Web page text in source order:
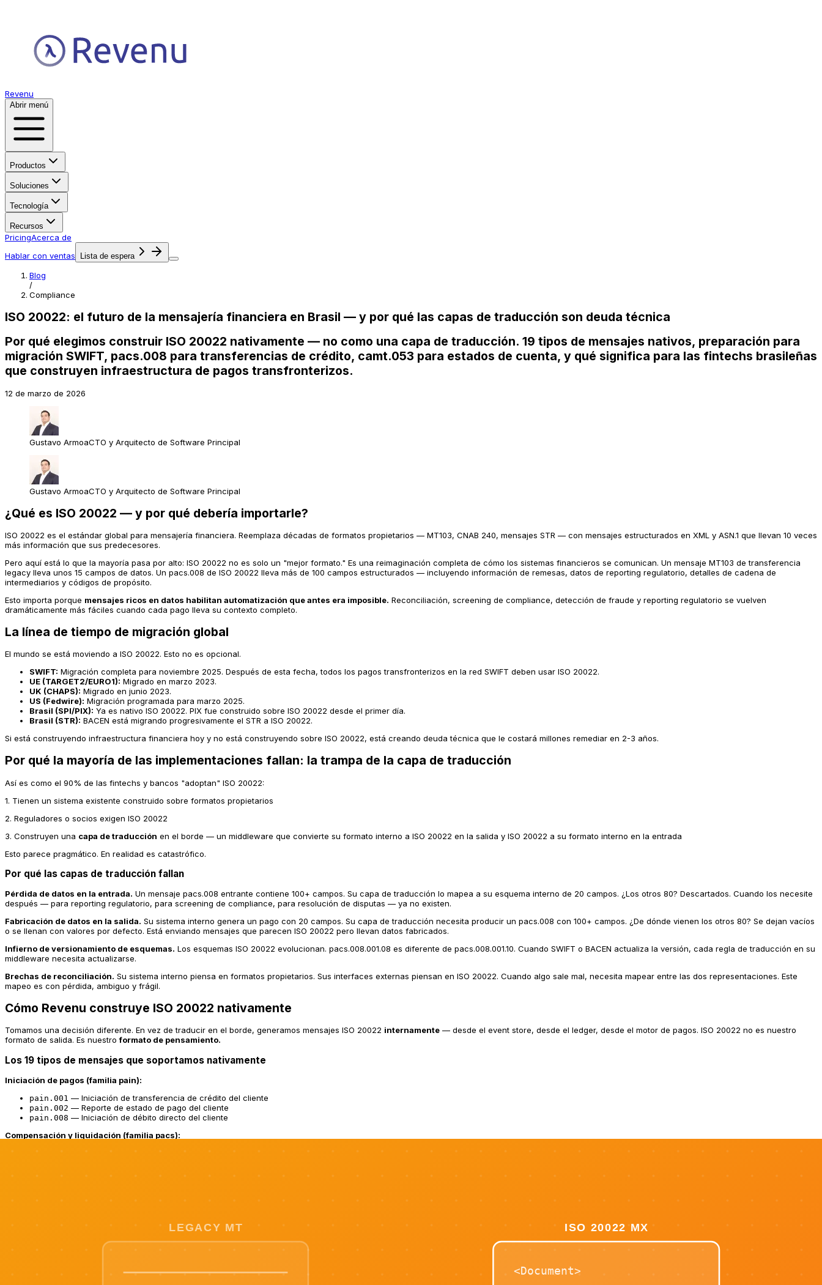
Revenu
Abrir menú
Productos
Soluciones
Tecnología
Recursos
PricingAcerca de
Hablar con ventas
Lista de espera
Blog
/
Compliance
ISO 20022: el futuro de la mensajería financiera en Brasil — y por qué las capas de traducción son deuda técnica
Por qué elegimos construir ISO 20022 nativamente — no como una capa de traducción. 19 tipos de mensajes nativos, preparación para
migración SWIFT, pacs.008 para transferencias de crédito, camt.053 para estados de cuenta, y qué significa para las fintechs brasileñas
que construyen infraestructura de pagos transfronterizos.
12 de marzo de 2026
Gustavo ArmoaCTO y Arquitecto de Software Principal
Gustavo ArmoaCTO y Arquitecto de Software Principal
¿Qué es ISO 20022 — y por qué debería importarle?
ISO 20022 es el estándar global para mensajería financiera. Reemplaza décadas de formatos propietarios — MT103, CNAB 240, mensajes STR — con mensajes estructurados en XML y ASN.1 que llevan 10 veces
más información que sus predecesores.
Pero aquí está lo que la mayoría pasa por alto: ISO 20022 no es solo un "mejor formato." Es una reimaginación completa de cómo los sistemas financieros se comunican. Un mensaje MT103 de transferencia
legacy lleva unos 15 campos de datos. Un pacs.008 de ISO 20022 lleva más de 100 campos estructurados — incluyendo información de remesas, datos de reporting regulatorio, detalles de cadena de
intermediarios y códigos de propósito.
Esto importa porque mensajes ricos en datos habilitan automatización que antes era imposible. Reconciliación, screening de compliance, detección de fraude y reporting regulatorio se vuelven
dramáticamente más fáciles cuando cada pago lleva su contexto completo.
La línea de tiempo de migración global
El mundo se está moviendo a ISO 20022. Esto no es opcional.
SWIFT: Migración completa para noviembre 2025. Después de esta fecha, todos los pagos transfronterizos en la red SWIFT deben usar ISO 20022.
UE (TARGET2/EURO1): Migrado en marzo 2023.
UK (CHAPS): Migrado en junio 2023.
US (Fedwire): Migración programada para marzo 2025.
Brasil (SPI/PIX): Ya es nativo ISO 20022. PIX fue construido sobre ISO 20022 desde el primer día.
Brasil (STR): BACEN está migrando progresivamente el STR a ISO 20022.
Si está construyendo infraestructura financiera hoy y no está construyendo sobre ISO 20022, está creando deuda técnica que le costará millones remediar en 2-3 años.
Por qué la mayoría de las implementaciones fallan: la trampa de la capa de traducción
Así es como el 90% de las fintechs y bancos "adoptan" ISO 20022:
1. Tienen un sistema existente construido sobre formatos propietarios
2. Reguladores o socios exigen ISO 20022
3. Construyen una capa de traducción en el borde — un middleware que convierte su formato interno a ISO 20022 en la salida y ISO 20022 a su formato interno en la entrada
Esto parece pragmático. En realidad es catastrófico.
Por qué las capas de traducción fallan
Pérdida de datos en la entrada. Un mensaje pacs.008 entrante contiene 100+ campos. Su capa de traducción lo mapea a su esquema interno de 20 campos. ¿Los otros 80? Descartados. Cuando los necesite
después — para reporting regulatorio, para screening de compliance, para resolución de disputas — ya no existen.
Fabricación de datos en la salida. Su sistema interno genera un pago con 20 campos. Su capa de traducción necesita producir un pacs.008 con 100+ campos. ¿De dónde vienen los otros 80? Se dejan vacíos
o se llenan con valores por defecto. Está enviando mensajes que parecen ISO 20022 pero llevan datos fabricados.
Infierno de versionamiento de esquemas. Los esquemas ISO 20022 evolucionan. pacs.008.001.08 es diferente de pacs.008.001.10. Cuando SWIFT o BACEN actualiza la versión, cada regla de traducción en su
middleware necesita actualizarse.
Brechas de reconciliación. Su sistema interno piensa en formatos propietarios. Sus interfaces externas piensan en ISO 20022. Cuando algo sale mal, necesita mapear entre las dos representaciones. Este
mapeo es con pérdida, ambiguo y frágil.
Cómo Revenu construye ISO 20022 nativamente
Tomamos una decisión diferente. En vez de traducir en el borde, generamos mensajes ISO 20022 internamente — desde el event store, desde el ledger, desde el motor de pagos. ISO 20022 no es nuestro
formato de salida. Es nuestroformato de pensamiento.
Los 19 tipos de mensajes que soportamos nativamente
Iniciación de pagos (familia pain):
pain.001 — Iniciación de transferencia de crédito del cliente
pain.002 — Reporte de estado de pago del cliente
pain.008 — Iniciación de débito directo del cliente
Compensación y liquidación (familia pacs):
pacs.002 — Reporte de estado de pago (FI a FI)
pacs.028
— Solicitud de estado de pago FI a FI
camt.052 — Reporte de cuenta intradía
camt.056 — Solicitud de cancelación de pago